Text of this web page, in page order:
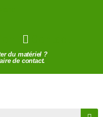
du matériel ?
de contact.